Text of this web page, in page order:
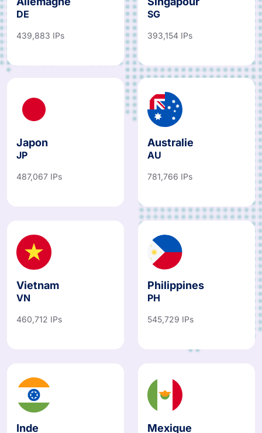
DE
Singapour
SG
Japon
JP
Australie
AU
VN PH